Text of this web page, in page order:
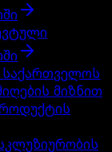
მიზნით